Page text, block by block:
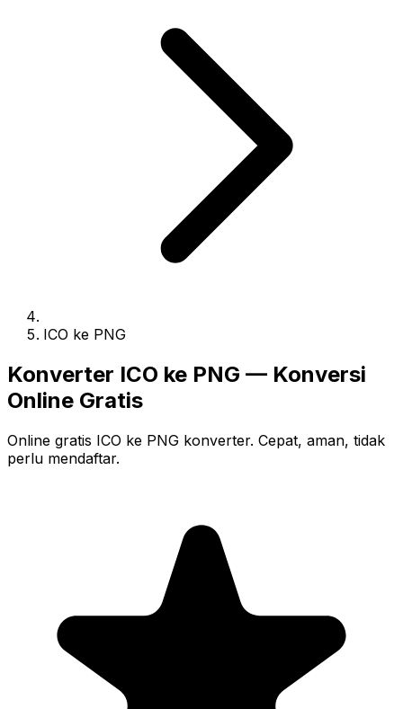
ICO ke PNG
Konverter ICO ke PNG — Konversi
Online Gratis
Online gratis ICO ke PNG konverter. Cepat, aman, tidak
perlu mendaftar.